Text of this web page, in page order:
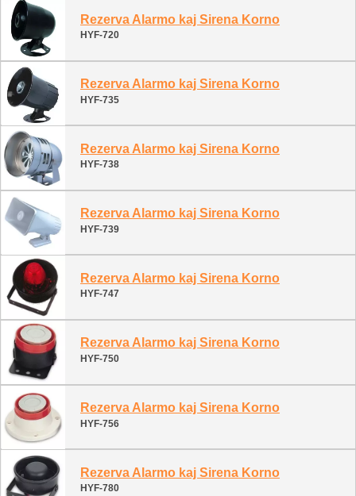
Rezerva Alarmo kaj Sirena Korno
HYF-720
Rezerva Alarmo kaj Sirena Korno
HYF-735
Rezerva Alarmo kaj Sirena Korno
HYF-738
Rezerva Alarmo kaj Sirena Korno
HYF-739
Rezerva Alarmo kaj Sirena Korno
HYF-747
Rezerva Alarmo kaj Sirena Korno
HYF-750
Rezerva Alarmo kaj Sirena Korno
HYF-756
Rezerva Alarmo kaj Sirena Korno
HYF-780